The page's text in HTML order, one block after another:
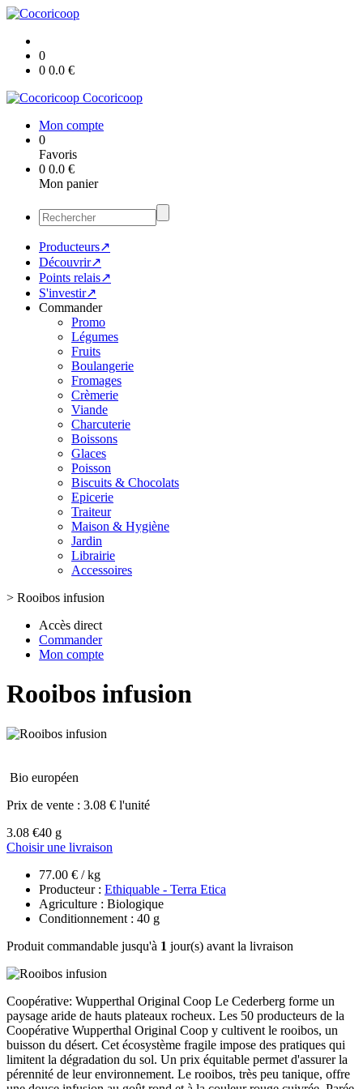
0
0 0.0 €
Cocoricoop
Mon compte
0
Favoris
0 0.0 €
Mon panier
Producteurs↗
Découvrir↗
Points relais↗
S'investir↗
Commander
Promo
Légumes
Fruits
Boulangerie
Fromages
Crèmerie
Viande
Charcuterie
Boissons
Glaces
Poisson
Biscuits & Chocolats
Epicerie
Traiteur
Maison & Hygiène
Jardin
Librairie
Accessoires
> Rooibos infusion
Accès direct
Commander
Mon compte
Rooibos infusion
Bio européen
Prix de vente : 3.08 € l'unité
3.08 €40 g
Choisir une livraison
77.00 € / kg
Producteur : Ethiquable - Terra Etica
Agriculture : Biologique
Conditionnement : 40 g
Produit commandable jusqu'à 1 jour(s) avant la livraison
Coopérative: Wupperthal Original Coop Le Cederberg forme un
paysage aride de hauts plateaux rocheux. Les 50 producteurs de la
Coopérative Wupperthal Original Coop y cultivent le rooibos, un
buisson du désert. Cet écosystème fragile impose des pratiques qui
limitent la dégradation du sol. Un prix équitable permet d'assurer la
pérennité de leur environnement. Le rooibos, très peu tanique, offre